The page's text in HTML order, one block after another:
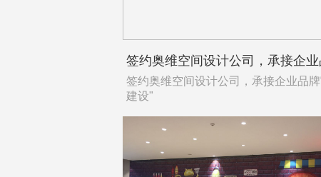
签约奥维空间设计公司，承接企业品牌
建设"